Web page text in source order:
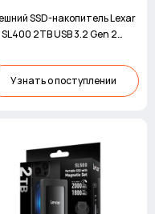
SSD-накопитель Lexar
SL400 2TB USB 3.2 Gen 2
Узнать о поступлении